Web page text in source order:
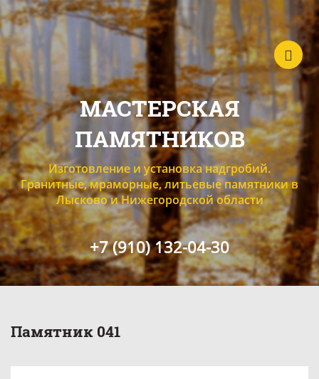
МАСТЕРСКАЯ
ПАМЯТНИКОВ
Изготовление и установка надгробий.
Гранитные, мраморные, литьевые памятники в
Лысково и Нижегородской области
+7 (910) 132-04-30
Памятник 041